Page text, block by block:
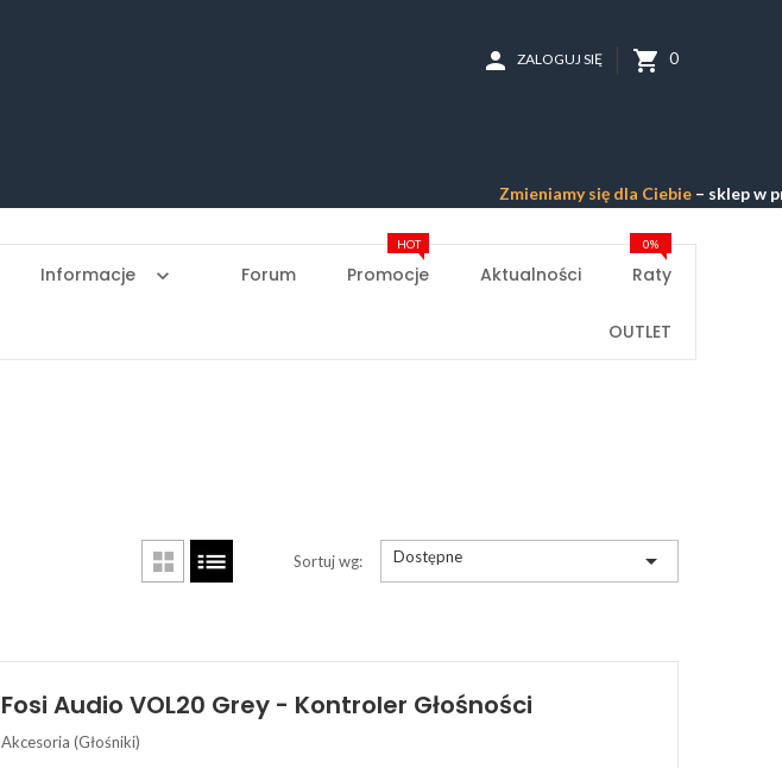
shopping_cart 0
person ZALOGUJ SIĘ
Zmieniamy się dla Ciebie – sklep w
Informacje keyboard_arrow_down Forum Promocje
HOT
Aktualności Raty
0%
OUTLET
Sortuj wg: Dostępne 
Fosi Audio VOL20 Grey - Kontroler Głośności
Akcesoria (Głośniki)